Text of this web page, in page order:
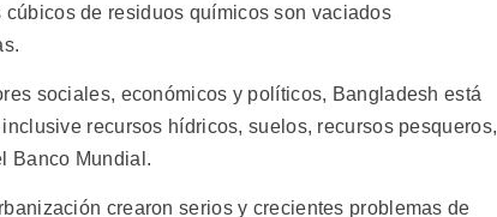
de residuos químicos son vaciados
sociales, económicos y políticos, Bangladesh está
recursos hídricos, suelos, recursos pesqueros,
Banco Mundial.
crearon serios y crecientes problemas de